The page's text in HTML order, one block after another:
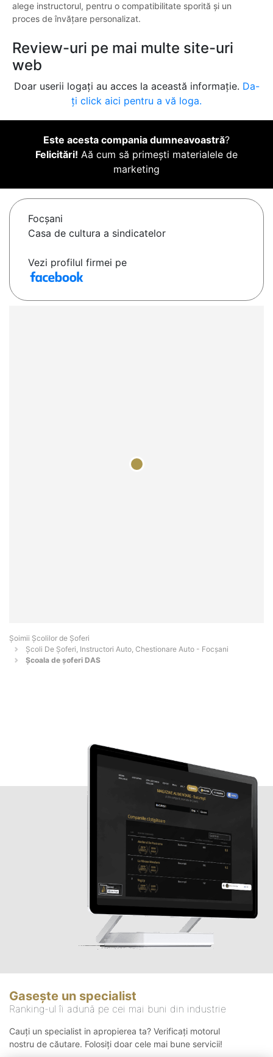
alege instructorul, pentru o compatibilitate sporită și un
proces de învățare personalizat.
Review-uri pe mai multe site-uri
web
Doar userii logați au acces la această informație. Da-
ți click aici pentru a vă loga.
Este acesta compania dumneavoastră?
Felicitări! Aă cum să primești materialele de
marketing
Focşani
Casa de cultura a sindicatelor
Vezi profilul firmei pe
Şoimii Școlilor de Șoferi
Școli De Șoferi, Instructori Auto, Chestionare Auto - Focşani
Școala de șoferi DAS
Gasește un specialist
Ranking-ul îi adună pe cei mai buni din industrie
Cauți un specialist in apropierea ta? Verificați motorul
nostru de căutare. Folosiți doar cele mai bune servicii!